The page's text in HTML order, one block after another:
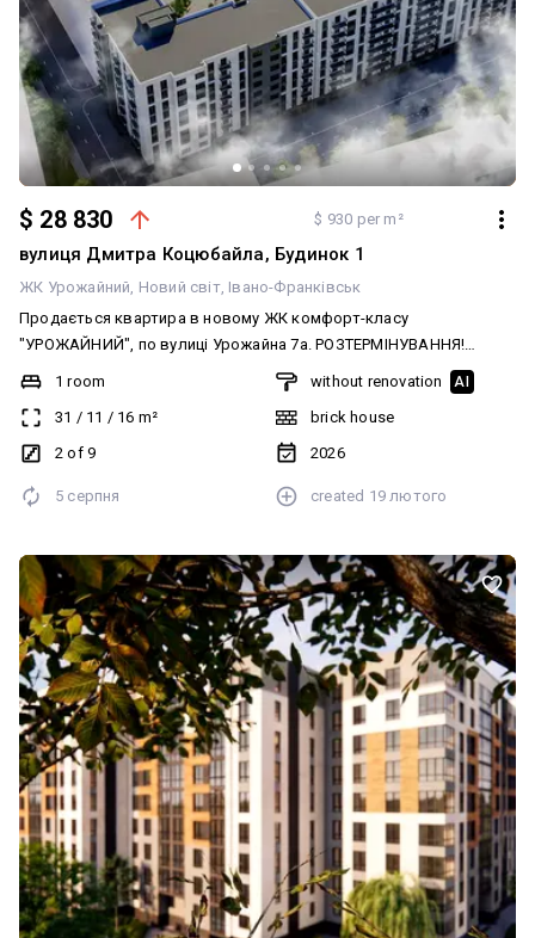
$ 28 830 $ 930 per m²
вулиця Дмитра Коцюбайла, Будинок 1
ЖК Урожайний Новий світ Івано-Франківськ
Продається квартира в новому ЖК комфорт-класу
"УРОЖАЙНИЙ", по вулиці Урожайна 7а. РОЗТЕРМІНУВАННЯ!
Переваги житлового комплексу: - зручне розташування біля
центру міста - газове індивідуальне опалення - цегляне
будівництво, що забезпечить хорошу теплоізоляцію - ЖК
закритого типу з відеонаглядом - відпочинкові зони на даху
наявність гостьового паркінгу та гаражів - зручні планування -
розтермінування до 24 місяців з першим внеском від 10% -
наповнення - ЧИСТОВА стяжка, штукатурка, комунікації
Телефонуйте для огляду!
1 room
31 / 11 / 16 m²
2 of 9
without renovation AI
brick house
2026
5 серпня created 19 лютого